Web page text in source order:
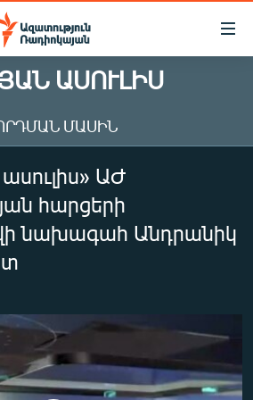
ԱՍՈՒԼԻՍ
ՄԱՍԻՆ
ԱԺ
հարցերի
նախագահ Անդրանիկ